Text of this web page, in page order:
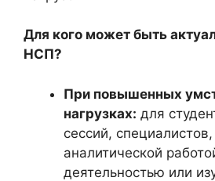
Для кого может быть
НСП?
При повышенных
нагрузках: для
сессий,
аналитической
деятельностью или